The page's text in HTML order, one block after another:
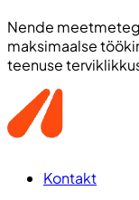
Nende
maksimaalse
teenuse
Kontakt